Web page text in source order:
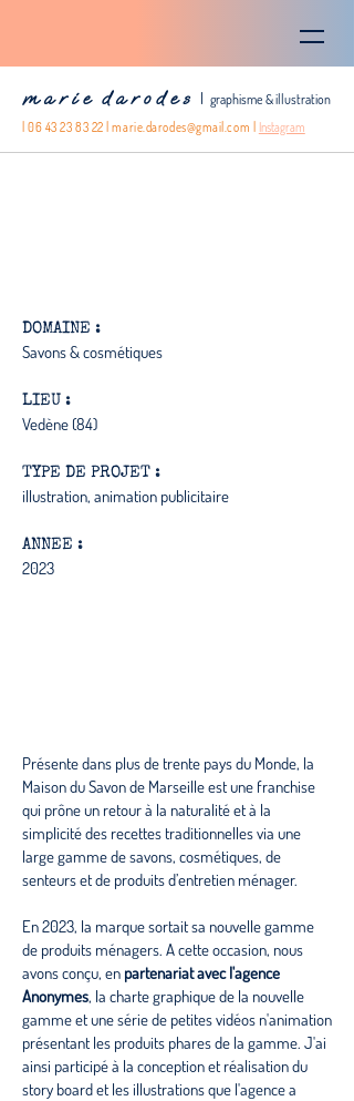
m a r i e d a r o d e s | graphisme & illustration
|06 43 23 83 22 |marie.darodes@gmail.com Instagram
DOMAINE :
Savons & cosmétiques
LIEU :
Vedène (84)
TYPE DE PROJET :
illustration, animation publicitaire
ANNEE :
2023
Présente dans plus de trente pays du Monde, la
Maison du Savon de Marseille est une franchise
qui prône un retour à la naturalité et à la
simplicité des recettes traditionnelles via une
large gamme de savons, cosmétiques, de
senteurs et de produits d’entretien ménager.
En 2023, la marque sortait sa nouvelle gamme
de produits ménagers. A cette occasion, nous
avons conçu, en partenariat avec l'agence
Anonymes, la charte graphique de la nouvelle
gamme et une série de petites vidéos n'animation
présentant les produits phares de la gamme. J'ai
ainsi participé à la conception et réalisation du
story board et les illustrations que l'agence a